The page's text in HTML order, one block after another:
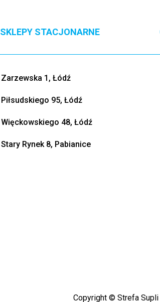
SKLEPY STACJONARNE
Zarzewska 1, Łódź
Piłsudskiego 95, Łódź
Więckowskiego 48, Łódź
Stary Rynek 8, Pabianice
Copyright © Strefa